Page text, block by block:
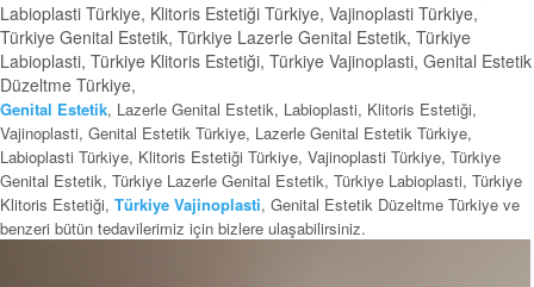
Labioplasti Türkiye, Klitoris Estetiği Türkiye, Vajinoplasti Türkiye,
Türkiye Genital Estetik, Türkiye Lazerle Genital Estetik, Türkiye
Labioplasti, Türkiye Klitoris Estetiği, Türkiye Vajinoplasti, Genital Estetik
Düzeltme Türkiye,
Genital Estetik, Lazerle Genital Estetik, Labioplasti, Klitoris Estetiği,
Vajinoplasti, Genital Estetik Türkiye, Lazerle Genital Estetik Türkiye,
Labioplasti Türkiye, Klitoris Estetiği Türkiye, Vajinoplasti Türkiye, Türkiye
Genital Estetik, Türkiye Lazerle Genital Estetik, Türkiye Labioplasti, Türkiye
Klitoris Estetiği, Türkiye Vajinoplasti, Genital Estetik Düzeltme Türkiye ve
benzeri bütün tedavilerimiz için bizlere ulaşabilirsiniz.